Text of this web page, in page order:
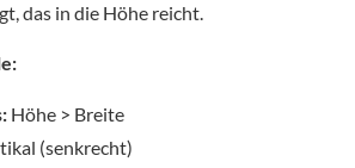
das in die Höhe reicht.
Höhe > Breite
(senkrecht)